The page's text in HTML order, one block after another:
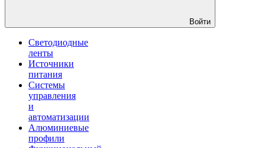
Войти
Светодиодные
ленты
Источники
питания
Системы
управления
и
автоматизации
Алюминиевые
профили